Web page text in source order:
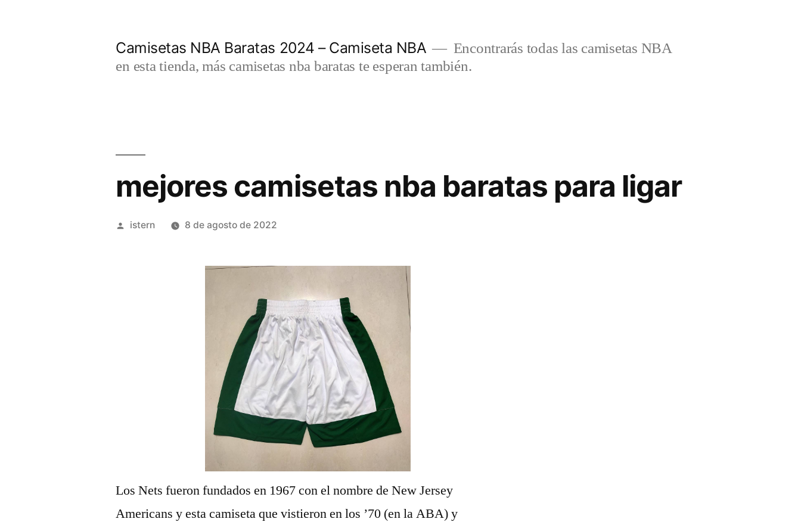
Camisetas NBA Baratas 2024 – Camiseta NBA
Encontrarás todas las camisetas NBA
en esta tienda, más camisetas nba baratas te esperan también.
mejores camisetas nba baratas para ligar
Publicado
istern 8 de agosto de 2022
Los Nets fueron fundados en 1967 con el nombre de New Jersey
Americans y esta camiseta que vistieron en los ’70 (en la ABA) y